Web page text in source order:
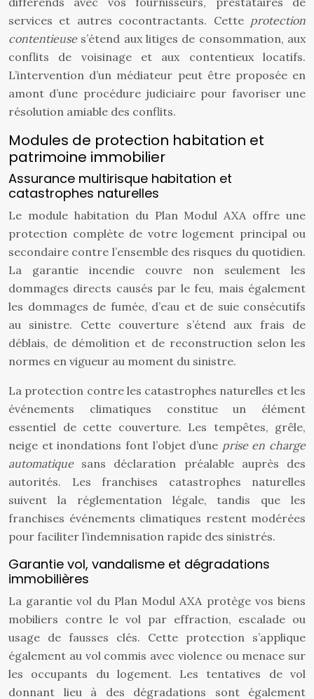
services et autres cocontractants. Cette protection
contentieuse s’étend aux litiges de consommation, aux
conflits de voisinage et aux contentieux locatifs.
L’intervention d’un médiateur peut être proposée en
amont d’une procédure judiciaire pour favoriser une
résolution amiable des conflits.
Modules de protection habitation et
patrimoine immobilier
Assurance multirisque habitation et
catastrophes naturelles
Le module habitation du Plan Modul AXA offre une
protection complète de votre logement principal ou
secondaire contre l’ensemble des risques du quotidien.
La garantie incendie couvre non seulement les
dommages directs causés par le feu, mais également
les dommages de fumée, d’eau et de suie consécutifs
au sinistre. Cette couverture s’étend aux frais de
déblais, de démolition et de reconstruction selon les
normes en vigueur au moment du sinistre.
La protection contre les catastrophes naturelles et les
événements climatiques constitue un élément
essentiel de cette couverture. Les tempêtes, grêle,
neige et inondations font l’objet d’une prise en charge
automatique sans déclaration préalable auprès des
autorités. Les franchises catastrophes naturelles
suivent la réglementation légale, tandis que les
franchises événements climatiques restent modérées
pour faciliter l’indemnisation rapide des sinistrés.
Garantie vol, vandalisme et dégradations
immobilières
La garantie vol du Plan Modul AXA protège vos biens
mobiliers contre le vol par effraction, escalade ou
usage de fausses clés. Cette protection s’applique
également au vol commis avec violence ou menace sur
les occupants du logement. Les tentatives de vol
donnant lieu à des dégradations sont également